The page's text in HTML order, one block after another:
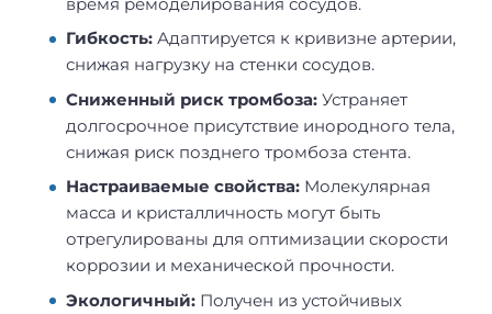
Гибкость: Адаптируется к кривизне артерии,
снижая нагрузку на стенки сосудов.
Сниженный риск тромбоза: Устраняет
долгосрочное присутствие инородного тела,
снижая риск позднего тромбоза стента.
Настраиваемые свойства: Молекулярная
масса и кристалличность могут быть
отрегулированы для оптимизации скорости
коррозии и механической прочности.
Экологичный: Получен из устойчивых